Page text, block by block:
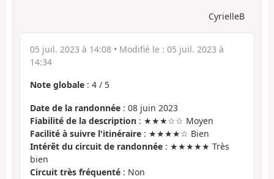
CyrielleB
05 juil. 2023 à 14:08 • Modifié le : 05 juil. 2023 à
14:34
Note globale : 4 / 5
Date de la randonnée : 08 juin 2023
Fiabilité de la description : ★★★☆☆ Moyen
Facilité à suivre l'itinéraire : ★★★★☆ Bien
Intérêt du circuit de randonnée : ★★★★★ Très
bien
Circuit très fréquenté : Non